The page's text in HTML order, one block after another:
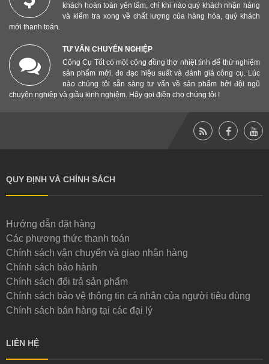
khách hoàn toàn yên tâm, chỉ khi nào quý khách nhận hàng
và kiểm tra xong về chất lượng của hàng hóa, quý khách
mới thanh toán.
TƯ VẤN CHUYÊN NGHIỆP
Công Cụ Tốt có một cộng đồng thợ nhiệt tình để thử nghiệm
sản phẩm mới, đo đạc hiệu suất và đánh giá công cụ. Lúc
nào chúng tôi sẵn sàng tư vấn về sản phẩm bởi đội ngũ
chuyên nghiệp và giầu kinh nghiệm. Hãy gọi điện cho chúng tôi !
QUY ĐỊNH VÀ CHÍNH SÁCH
Hướng dẫn đặt hàng
Các phương thức thanh toán
Chính sách vận chuyển và giao nhận hàng
Chính sách bảo hành
Chính sách đổi trả sản phẩm
Chính sách bảo vệ thông tin cá nhân của người tiêu dùng
Chính sách bán hàng tại các đại lý
LIÊN HỆ